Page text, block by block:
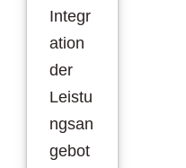
Integr
ation
der
Leistu
ngsan
gebot